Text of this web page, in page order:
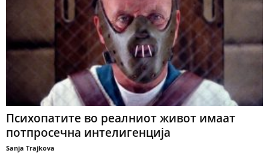
Психопатите во реалниот живот имаат
потпросечна интелигенција
Sanja Trajkova